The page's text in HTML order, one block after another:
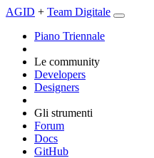
AGID + Team Digitale
Piano Triennale
Le community
Developers
Designers
Gli strumenti
Forum
Docs
GitHub